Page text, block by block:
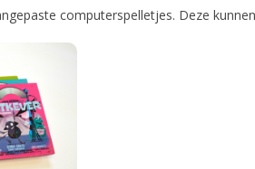
computerspelletjes. Deze